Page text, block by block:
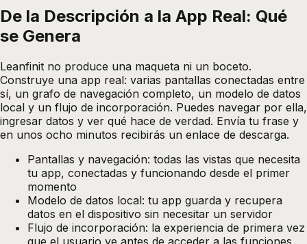
De la Descripción a la App Real: Qué
se Genera
Leanfinit no produce una maqueta ni un boceto.
Construye una app real: varias pantallas conectadas entre
sí, un grafo de navegación completo, un modelo de datos
local y un flujo de incorporación. Puedes navegar por ella,
ingresar datos y ver qué hace de verdad. Envía tu frase y
en unos ocho minutos recibirás un enlace de descarga.
Pantallas y navegación: todas las vistas que necesita
tu app, conectadas y funcionando desde el primer
momento
Modelo de datos local: tu app guarda y recupera
datos en el dispositivo sin necesitar un servidor
Flujo de incorporación: la experiencia de primera vez